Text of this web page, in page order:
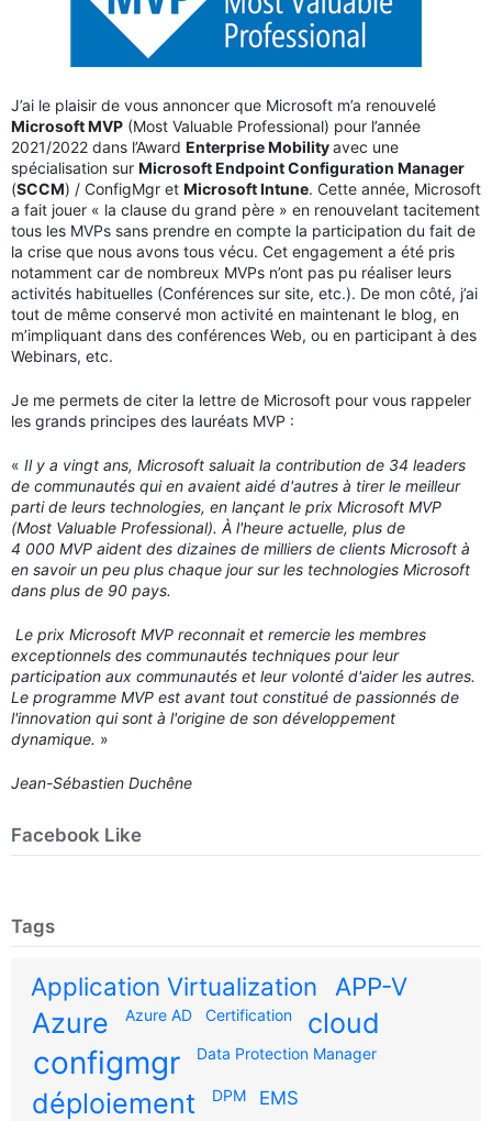
J’ai le plaisir de vous annoncer que Microsoft m’a renouvelé
Microsoft MVP (Most Valuable Professional) pour l’année
2021/2022 dans l’Award Enterprise Mobilityavec une
spécialisation sur Microsoft Endpoint Configuration Manager
(SCCM) / ConfigMgr et Microsoft Intune. Cette année, Microsoft
a fait jouer « la clause du grand père » en renouvelant tacitement
tous les MVPs sans prendre en compte la participation du fait de
la crise que nous avons tous vécu. Cet engagement a été pris
notamment car de nombreux MVPs n’ont pas pu réaliser leurs
activités habituelles (Conférences sur site, etc.). De mon côté, j’ai
tout de même conservé mon activité en maintenant le blog, en
m’impliquant dans des conférences Web, ou en participant à des
Webinars, etc.
Je me permets de citer la lettre de Microsoft pour vous rappeler
les grands principes des lauréats MVP :
« Il y a vingt ans, Microsoft saluait la contribution de 34 leaders
de communautés qui en avaient aidé d'autres à tirer le meilleur
parti de leurs technologies, en lançant le prix Microsoft MVP
(Most Valuable Professional). À l'heure actuelle, plus de
4 000 MVP aident des dizaines de milliers de clients Microsoft à
en savoir un peu plus chaque jour sur les technologies Microsoft
dans plus de 90 pays.
Le prix Microsoft MVP reconnait et remercie les membres
exceptionnels des communautés techniques pour leur
participation aux communautés et leur volonté d'aider les autres.
Le programme MVP est avant tout constitué de passionnés de
l'innovation qui sont à l'origine de son développement
dynamique. »
Jean-Sébastien Duchêne
Facebook Like
Tags
Application Virtualization APP-V
Azure Azure AD Certification cloud
configmgr Data Protection Manager
déploiement DPM
EMS